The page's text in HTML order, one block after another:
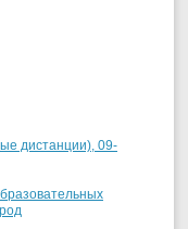
дистанции), 09-